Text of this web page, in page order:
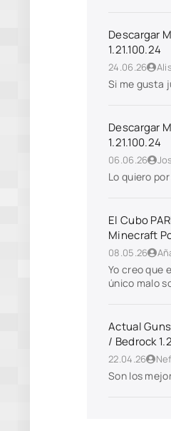
Descargar
1.21.100.24
24.06.26
Si me gusta
Descargar
1.21.100.24
06.06.26
Lo quiero
El Cubo
Minecraft
08.05.26
Yo creo que
único malo
Actual
/ Bedrock
22.04.26
Son los